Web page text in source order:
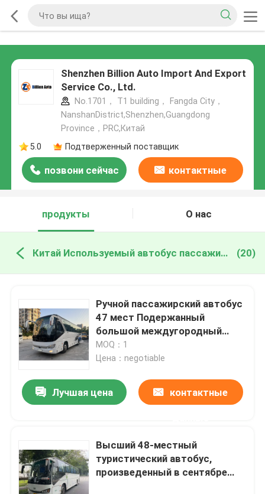
Shenzhen Billion Auto Import And Export
Service Co., Ltd.
No.1701， T1 building， Fangda City，
NanshanDistrict,Shenzhen,Guangdong
Province，PRC,Китай
5.0
Подтверженный поставщик
позвони сейчас контактные
продукты
О нас
Китай Используемый автобус пассажира (20)
Ручной пассажирский автобус
47 мест Подержанный
большой междугородный
автобус
MOQ：1
Цена：negotiable
Лучшая цена контактные
Высший 48-местный
туристический автобус,
произведенный в сентябре